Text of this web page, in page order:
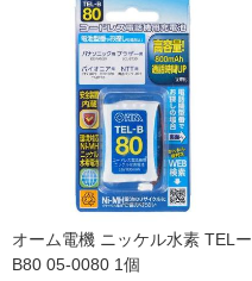
オーム電機 ニッケル水素 TELー
B80 05-0080 1個